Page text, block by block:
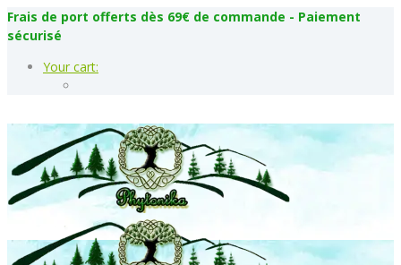
Frais de port offerts dès 69€ de commande - Paiement
sécurisé
Your cart: